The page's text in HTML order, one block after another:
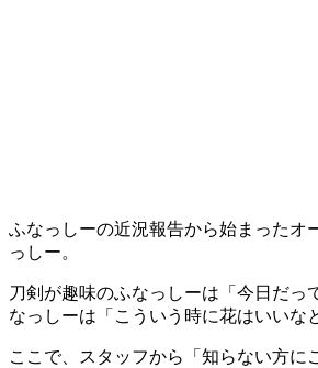
ふなっしーの近況報告から始まったオ
っしー。
刀剣が趣味のふなっしーは「今日だ
なっしーは「こういう時に花はいいな
ここで、スタッフから「知らない方に